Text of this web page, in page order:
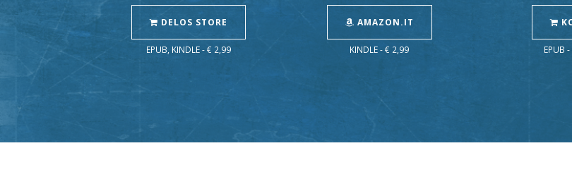
DELOS STORE
EPUB, KINDLE - € 2,99
AMAZON.IT
KINDLE - € 2,99 EPUB